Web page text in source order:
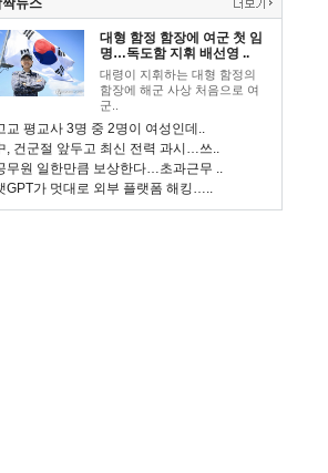
뉴스
대형 함정 함장에 여군 첫 임
명…독도함 지휘 배선영 ..
대령이 지휘하는 대형 함정의
함장에 해군 사상 처음으로 여
군..
교 평교사 3명 중 2명이 여성인데..
, 건군절 앞두고 최신 전력 과시…쓰..
무원 일한만큼 보상한다…초과근무 ..
GPT가 멋대로 외부 플랫폼 해킹…..